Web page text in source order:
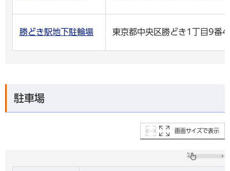
勝どき駅地下駐輪場 東京都中央区勝どき1丁目9番4
駐車場
画面サイズで表示